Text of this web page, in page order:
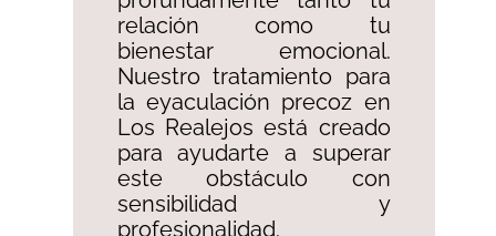
relación como tu
bienestar emocional.
Nuestro tratamiento para
la eyaculación precoz en
Los Realejos está creado
para ayudarte a superar
este obstáculo con
sensibilidad y
profesionalidad. ​